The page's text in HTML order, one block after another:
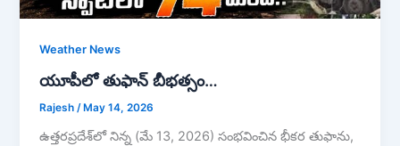
Weather News
యూపీలో తుఫాన్ బీభత్సం…
Rajesh /May 14, 2026
ఉత్తరప్రదేశ్‌లో నిన్న (మే 13, 2026) సంభవించిన భీకర తుఫాను,